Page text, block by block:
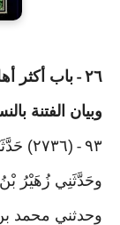
٢٦ - باب أكثر
وبيان الفتنة
٩٣ -
وحَدَّثَنِي زُهَيْرُ
وحدثني محمد